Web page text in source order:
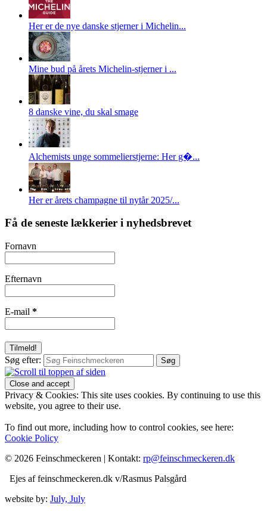
Her er de nye danske stjerner i Michelin...
Mine bud på årets Michelin-stjerner i ...
8 danske vine, du skal smage
Alchemists unge sommelierstjerne: Her g�...
Her er årets champagne til nytår 2025/...
Få de seneste lækkerier i nyhedsbrevet
Fornavn
Efternavn
E-mail *
Søg efter:
Privacy & Cookies: This site uses cookies. By continuing to use this
website, you agree to their use.
To find out more, including how to control cookies, see here:
Cookie Policy
© 2026 Feinschmeckeren | Kontakt: rp@feinschmeckeren.dk
Ejes af feinschmeckeren.dk v/Rasmus Palsgård
website by: July, July